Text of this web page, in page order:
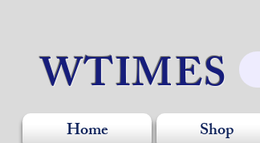
WTIMES
Home Shop